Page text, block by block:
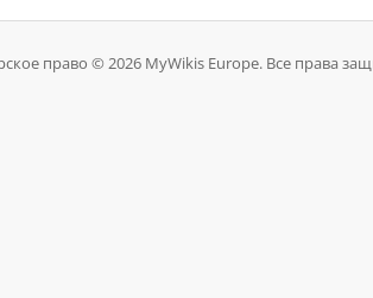
право © 2026 MyWikis Europe. Все права